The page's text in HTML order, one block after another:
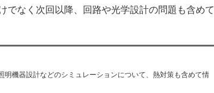
でなく次回以降、回路や光学設計の問題も含めて
機器設計などのシミュレーションについて、熱対策も含めて情